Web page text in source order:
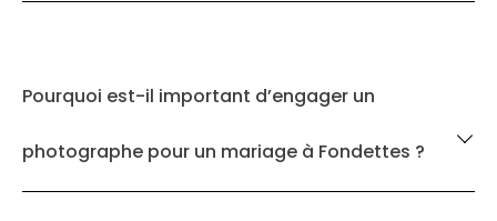
Pourquoi est-il important d’engager un
photographe pour un mariage à Fondettes ?